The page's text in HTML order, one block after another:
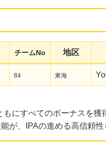
チームNo 地区
84 東海
もにすべてのボーナスを
が、IPAの進める高信頼